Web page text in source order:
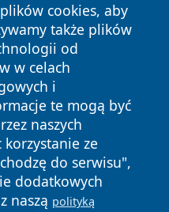
cookies, aby
także plików
od
w celach
i
te mogą być
naszych
ze
do serwisu",
dodatkowych
naszą polityką
Wszystkie prawa
Polityka
Cookies